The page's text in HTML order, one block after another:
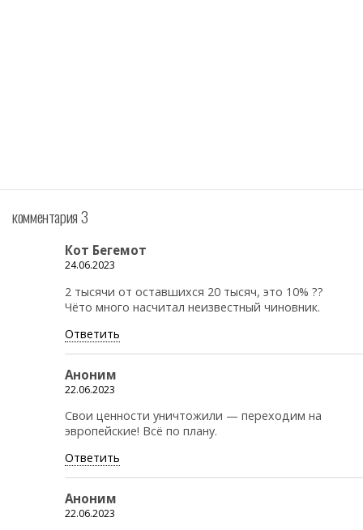
комментария 3
Кот Бегемот
24.06.2023
2 тысячи от оставшихся 20 тысяч, это 10% ??
Чёто много насчитал неизвестный чиновник.
Ответить
Аноним
22.06.2023
Свои ценности уничтожили — переходим на
эвропейские! Всё по плану.
Ответить
Аноним
22.06.2023